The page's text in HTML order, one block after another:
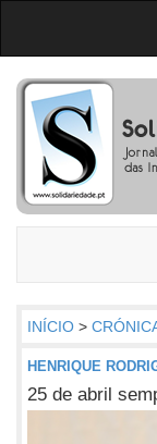
INÍCIO >
HENRIQUE
25 de abril